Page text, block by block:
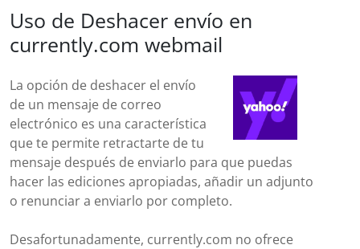
Uso de Deshacer envío en
currently.com webmail
La opción de deshacer el envío
de un mensaje de correo
electrónico es una característica
que te permite retractarte de tu
mensaje después de enviarlo para que puedas
hacer las ediciones apropiadas, añadir un adjunto
o renunciar a enviarlo por completo.
Desafortunadamente, currently.com no ofrece